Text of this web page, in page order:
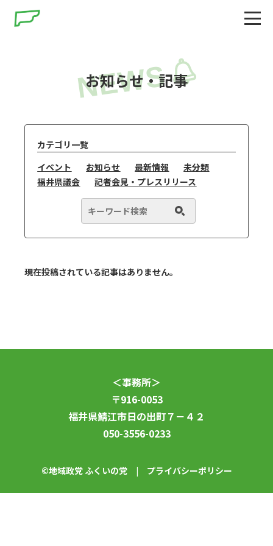
お知らせ・記事
カテゴリ一覧
イベント
お知らせ 最新情報
未分類
福井県議会
記者会見・プレスリリース
現在投稿されている記事はありません。
＜事務所＞
〒916-0053
福井県鯖江市日の出町７－４２
050-3556-0233
©地域政党 ふくいの党 | プライバシーポリシー